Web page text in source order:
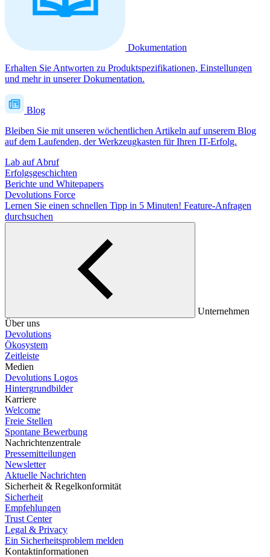
Dokumentation
Erhalten Sie Antworten zu Produktspezifikationen, Einstellungen
und mehr in unserer Dokumentation.
Blog
Bleiben Sie mit unseren wöchentlichen Artikeln auf unserem Blog
auf dem Laufenden, der Werkzeugkasten für Ihren IT-Erfolg.
Lab auf Abruf
Erfolgsgeschichten
Berichte und Whitepapers
Devolutions Force
Lernen Sie einen schnellen Tipp in 5 Minuten! Feature-Anfragen
durchsuchen
Unternehmen
Über uns
Devolutions
Ökosystem
Zeitleiste
Medien
Devolutions Logos
Hintergrundbilder
Karriere
Welcome
Freie Stellen
Spontane Bewerbung
Nachrichtenzentrale
Pressemitteilungen
Newsletter
Aktuelle Nachrichten
Sicherheit & Regelkonformität
Sicherheit
Empfehlungen
Trust Center
Legal & Privacy
Ein Sicherheitsproblem melden
Kontaktinformationen